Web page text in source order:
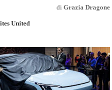
di Grazia Dragone
United